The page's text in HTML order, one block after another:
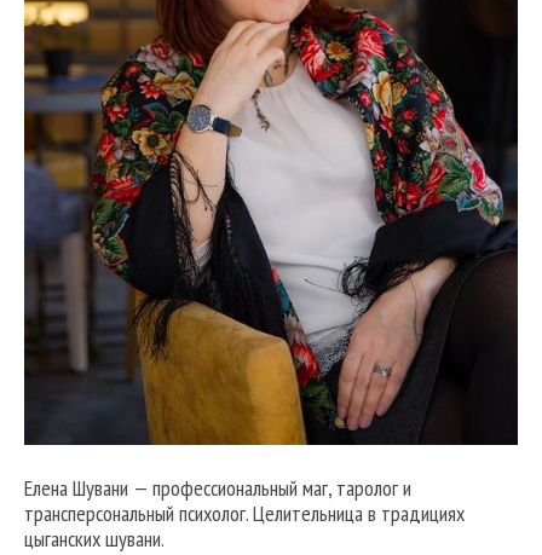
Елена Шувани — профессиональный маг, таролог и
трансперсональный психолог. Целительница в традициях
цыганских шувани.